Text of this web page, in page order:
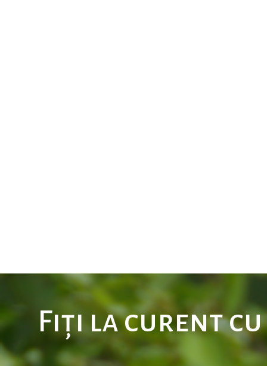
Fiți la curent